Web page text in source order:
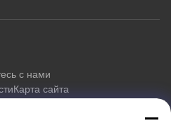
с нами
Карта сайта